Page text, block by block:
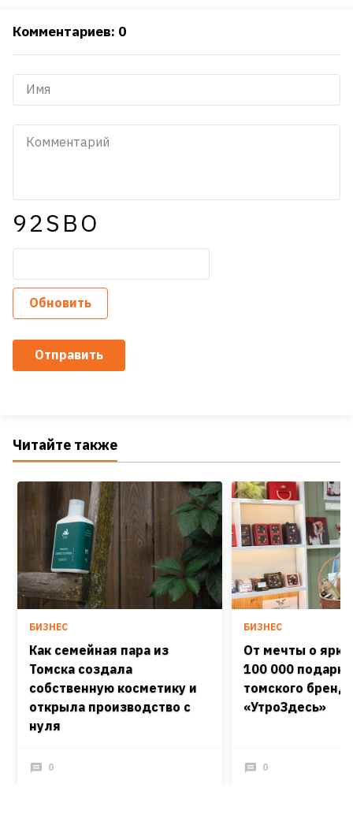
Комментариев: 0
92SBO
Обновить
Отправить
Читайте также
БИЗНЕС
Как семейная пара из
Томска создала
собственную косметику и
открыла производство с
нуля
0
БИЗНЕС
От мечты о
100 000
томского
«УтроЗдесь»
0